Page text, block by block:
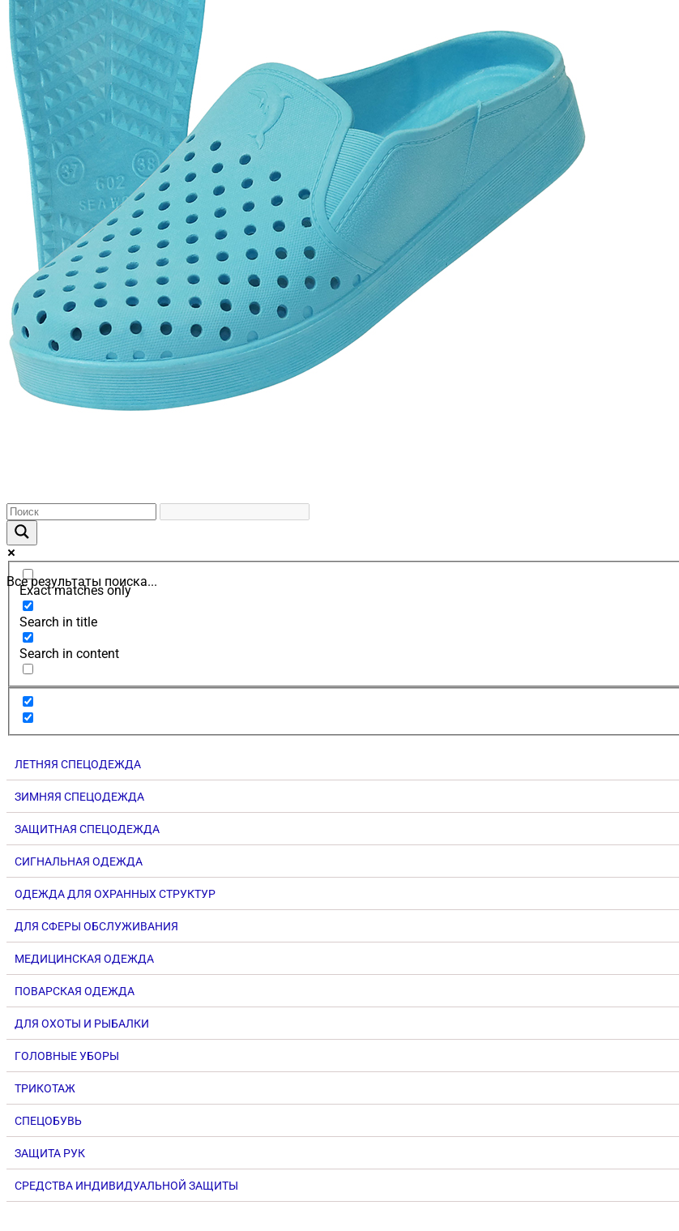
Все результаты поиска...
Exact matches only
Search in title
Search in content
ЛЕТНЯЯ СПЕЦОДЕЖДА
ЗИМНЯЯ СПЕЦОДЕЖДА
ЗАЩИТНАЯ СПЕЦОДЕЖДА
СИГНАЛЬНАЯ ОДЕЖДА
ОДЕЖДА ДЛЯ ОХРАННЫХ СТРУКТУР
ДЛЯ СФЕРЫ ОБСЛУЖИВАНИЯ
МЕДИЦИНСКАЯ ОДЕЖДА
ПОВАРСКАЯ ОДЕЖДА
ДЛЯ ОХОТЫ И РЫБАЛКИ
ГОЛОВНЫЕ УБОРЫ
ТРИКОТАЖ
СПЕЦОБУВЬ
ЗАЩИТА РУК
СРЕДСТВА ИНДИВИДУАЛЬНОЙ ЗАЩИТЫ